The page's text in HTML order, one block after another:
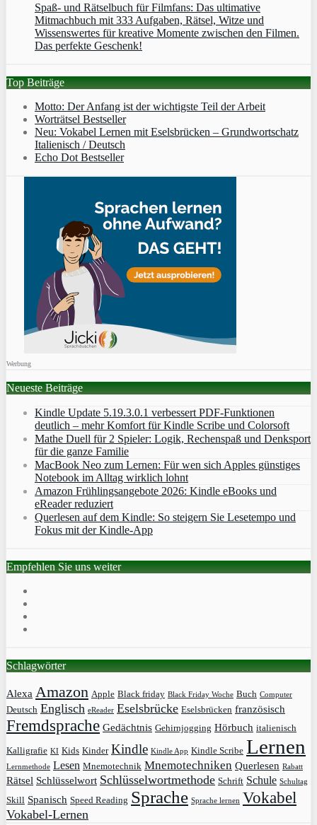
Spaß- und Rätselbuch für Filmfans: Das ultimative
Mitmachbuch mit 333 Aufgaben, Rätsel, Witze und
Wissenswertes für kreative Momente zwischen den Filmen.
Das perfekte Geschenk!
Top Beiträge
Motto: Der Anfang ist der wichtigste Teil der Arbeit
Worträtsel Bestseller
Neu: Vokabel Lernen mit Eselsbrücken – Grundwortschatz
Italienisch / Deutsch
Echo Dot Bestseller
Werbung
Neueste Beiträge
Kindle Update 5.19.3.0.1 verbessert PDF-Funktionen
deutlich – mehr Komfort für Kindle Scribe und Colorsoft
Mathe Duell für 2 Spieler: Logik, Rechenspaß und Denksport
für die ganze Familie
MacBook Neo zum Lernen: Für wen sich Apples günstiges
Notebook im Alltag wirklich lohnt
Amazon Frühlingsangebote 2026: Kindle eBooks und
eReader reduziert
Querlesen auf dem Kindle: So steigern Sie Lesetempo und
Fokus mit der Kindle-App
Empfehlen Sie uns weiter
Schlagwörter
Alexa Amazon Apple Black friday Black Friday Woche Buch Computer
Deutsch Englisch eReader Eselsbrücke Eselsbrücken französisch
Fremdsprache Gedächtnis Gehirnjogging Hörbuch italienisch
Kalligrafie KI Kids Kinder Kindle Kindle App Kindle Scribe Lernen
Lernmethode Lesen Mnemotechnik Mnemotechniken Querlesen Rabatt
Rätsel Schlüsselwort Schlüsselwortmethode Schrift Schule Schultag
Skill Spanisch Speed Reading Sprache Sprache lernen Vokabel
Vokabel-Lernen